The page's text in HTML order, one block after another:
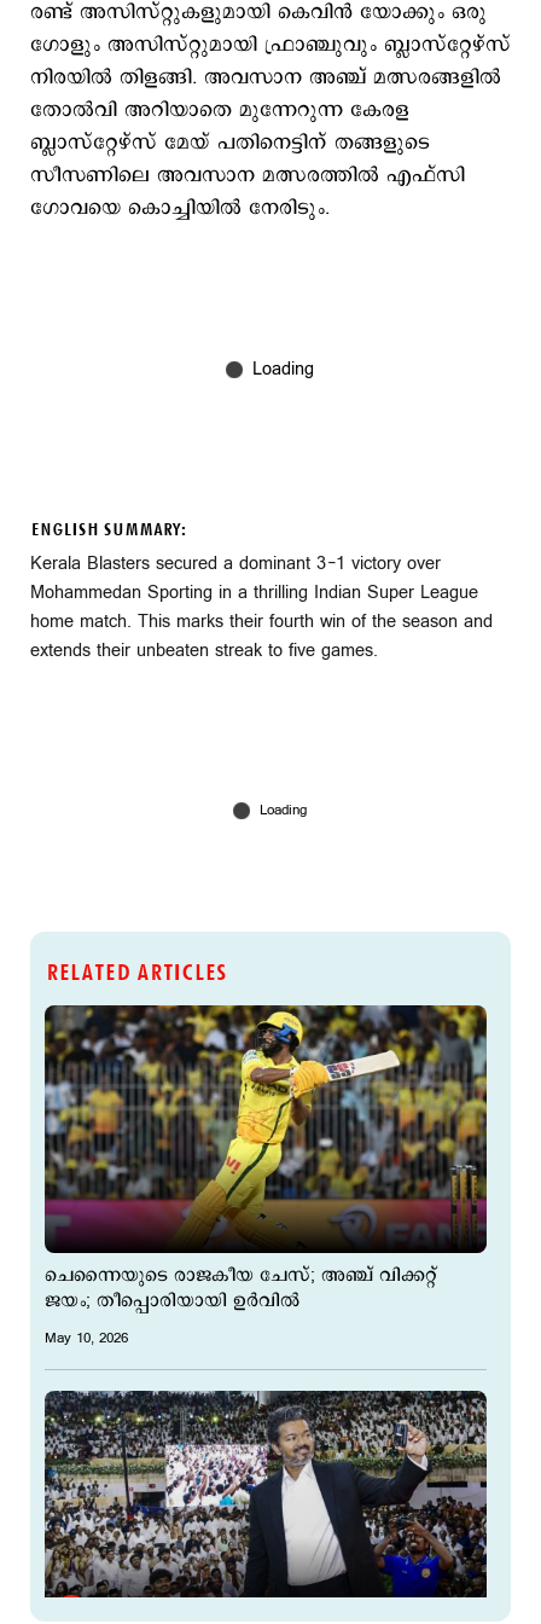
രണ്ട് അസിസ്റ്റുകളുമായി കെവിൻ യോക്കും ഒരു
ഗോളും അസിസ്റ്റുമായി ഫ്രാഞ്ചുവും ബ്ലാസ്റ്റേഴ്‌സ്
നിരയിൽ തിളങ്ങി. അവസാന അഞ്ച് മത്സരങ്ങളിൽ
തോൽവി അറിയാതെ മുന്നേറുന്ന കേരള
ബ്ലാസ്റ്റേഴ്‌സ് മേയ് പതിനെട്ടിന് തങ്ങളുടെ
സീസണിലെ അവസാന മത്സരത്തിൽ എഫ്‌സി
ഗോവയെ കൊച്ചിയിൽ നേരിടും.
ENGLISH SUMMARY:
Kerala Blasters secured a dominant 3-1 victory over
Mohammedan Sporting in a thrilling Indian Super League
home match. This marks their fourth win of the season and
extends their unbeaten streak to five games.
RELATED ARTICLES
ചെന്നൈയുടെ രാജകീയ ചേസ്; അഞ്ച് വിക്കറ്റ്
ജയം; തീപ്പൊരിയായി ഉര്‍വില്‍
May 10, 2026